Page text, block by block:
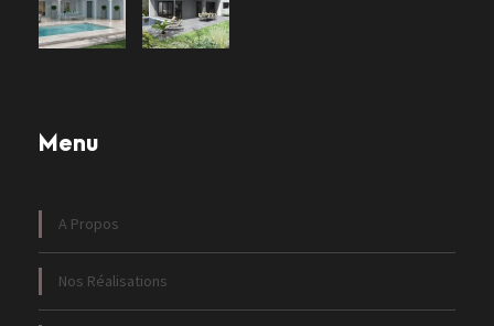
Menu
A Propos
Nos Réalisations